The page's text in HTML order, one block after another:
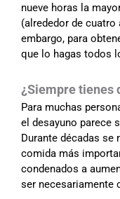
nueve horas la
(alrededor de
embargo, para
que lo hagas todos
¿Siempre tienes
Para muchas
el desayuno parece
Durante décadas se
comida más
condenados a
ser necesariamente